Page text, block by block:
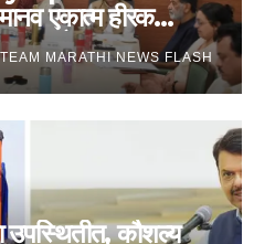
एकात्म हीरक
होणार साजरा
TEAM MARATHI NEWS FLASH
उपस्थितीत, कौशल्य